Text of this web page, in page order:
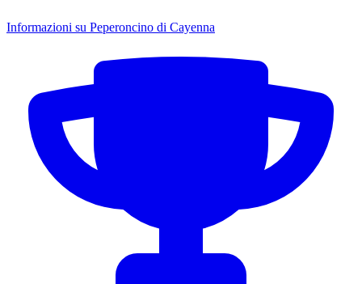
Informazioni su Peperoncino di Cayenna